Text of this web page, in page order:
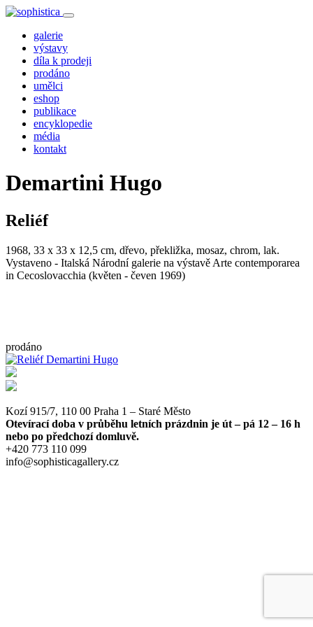
galerie
výstavy
díla k prodeji
prodáno
umělci
eshop
publikace
encyklopedie
média
kontakt
Demartini Hugo
Reliéf
1968, 33 x 33 x 12,5 cm, dřevo, překližka, mosaz, chrom, lak.
Vystaveno - Italská Národní galerie na výstavě Arte contemporarea
in Cecoslovacchia (květen - čeven 1969)
prodáno
Kozí 915/7, 110 00 Praha 1 – Staré Město
Otevírací doba v průběhu letních prázdnin je út – pá 12 – 16 h
nebo po předchozí domluvě.
+420 773 110 099
info@sophisticagallery.cz